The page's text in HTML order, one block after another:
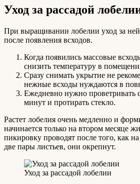
Уход за рассадой
При выращивании лобелии уход за ней
после появления всходов.
Когда появились массовые
снизить температуру в
Сразу снимать укрытие не
нежные всходы нуждаются в
Ежедневно нужно проветривать
минут и протирать стекло.
Растет лобелия очень медленно и
начинается только на втором месяце
пикировку проводят после того, как
две пары листьев, они окрепнут.
Уход за рассадой лобелии